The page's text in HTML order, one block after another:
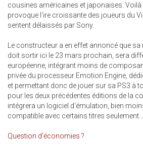
cousines américaines et japonaises.
provoque l'ire croissante des joueurs du
sentent délaissés par Sony.
Le constructeur a en effet annoncé que
doit sortir ici le 23 mars prochain, sera
européenne, intégrant moins de
privée du processeur Emotion Engine,
et permettant donc de jouer sur sa PS3 à
pour les deux précédentes éditions de la
intégrera un logiciel d'émulation, bien
compatible avec certains titres seulement...
Question d'économies ?